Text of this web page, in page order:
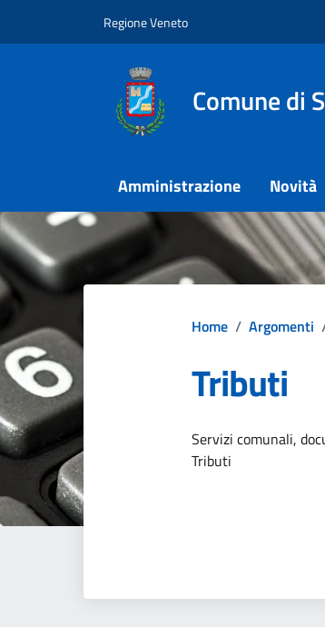
Regione Veneto
Comune di
Amministrazione Novità
Home / Argomenti
Tributi
Servizi comunali,
Tributi